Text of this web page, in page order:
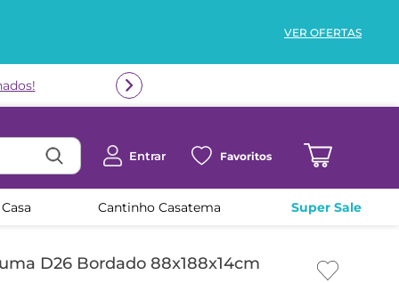
VER OFERTAS
Entrar Favoritos
Cantinho Casatema Super Sale
D26 Bordado 88x188x14cm